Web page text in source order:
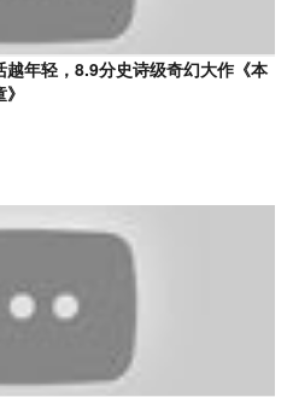
越年轻，8.9分史诗级奇幻大作《本